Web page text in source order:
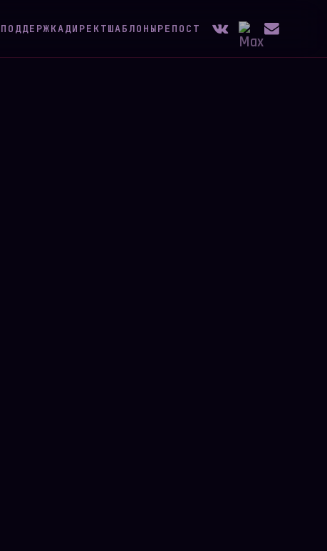
ПОДДЕРЖКАДИРЕКТШАБЛОНЫРЕПОСТ